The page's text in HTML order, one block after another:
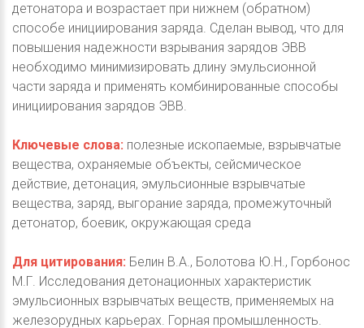
детонатора и возрастает при нижнем (обратном)
способе инициирования заряда. Сделан вывод, что для
повышения надежности взрывания зарядов ЭВВ
необходимо минимизировать длину эмульсионной
части заряда и применять комбинированные способы
инициирования зарядов ЭВВ.
Ключевые слова: полезные ископаемые, взрывчатые
вещества, охраняемые объекты, сейсмическое
действие, детонация, эмульсионные взрывчатые
вещества, заряд, выгорание заряда, промежуточный
детонатор, боевик, окружающая среда
Для цитирования: Белин В.А., Болотова Ю.Н., Горбонос
М.Г. Исследования детонационных характеристик
эмульсионных взрывчатых веществ, применяемых на
железорудных карьерах. Горная промышленность.